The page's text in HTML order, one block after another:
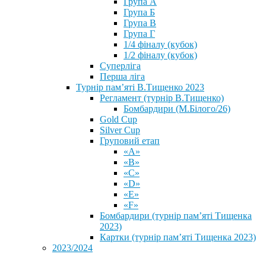
Група Б
Група В
Група Г
1/4 фіналу (кубок)
1/2 фіналу (кубок)
Суперліга
Перша ліга
Турнір пам’яті В.Тищенко 2023
Регламент (турнір В.Тищенко)
Бомбардири (М.Білого/26)
Gold Cup
Silver Cup
Груповий етап
«А»
«В»
«С»
«D»
«Е»
«F»
Бомбардири (турнір пам’яті Тищенка
2023)
Картки (турнір пам’яті Тищенка 2023)
2023/2024